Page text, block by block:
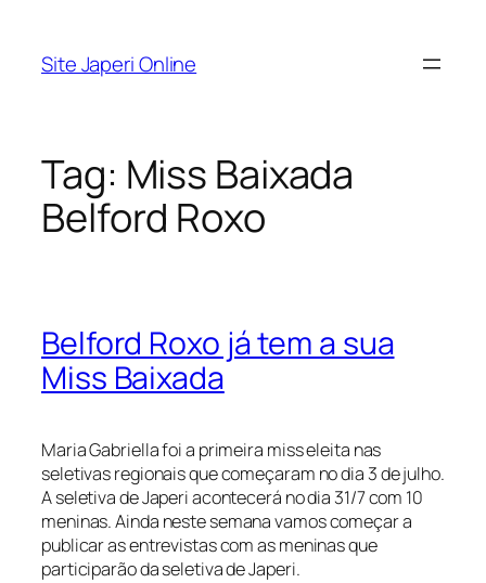
Site Japeri Online
Tag: Miss Baixada
Belford Roxo
Belford Roxo já tem a sua
Miss Baixada
Maria Gabriella foi a primeira miss eleita nas
seletivas regionais que começaram no dia 3 de julho.
A seletiva de Japeri acontecerá no dia 31/7 com 10
meninas. Ainda neste semana vamos começar a
publicar as entrevistas com as meninas que
participarão da seletiva de Japeri.